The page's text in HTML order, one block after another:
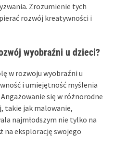
Zrozumienie tych
rozwój kreatywności i
wyobraźni u dzieci?
w rozwoju wyobraźni u
i umiejętność myślenia
się w różnorodne
takie jak malowanie,
najmłodszym nie tylko na
na eksplorację swojego